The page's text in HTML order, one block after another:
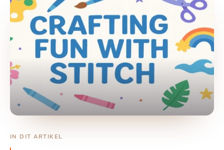
IN DIT ARTIKEL